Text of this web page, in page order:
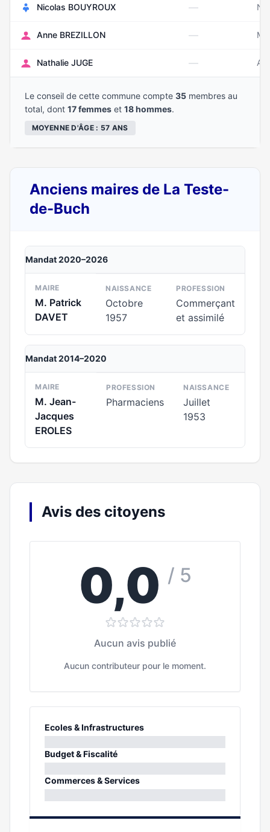
Nicolas BOUYROUX —
Anne BREZILLON —
Nathalie JUGE —
Le conseil de cette commune compte 35 membres au
total, dont 17 femmes et 18 hommes.
MOYENNE D'ÂGE : 57 ANS
Anciens maires de La Teste-
de-Buch
Mandat 2020–2026
MAIRE
M. Patrick
DAVET
NAISSANCE
Octobre
1957
PROFESSION
Commerçant
et assimilé
Mandat 2014–2020
MAIRE
M. Jean-
Jacques
EROLES
PROFESSION
Pharmaciens
NAISSANCE
Juillet
1953
Avis des citoyens
0,0 / 5
Aucun avis publié
Aucun contributeur pour le moment.
Ecoles & Infrastructures
0%
Budget & Fiscalité
0%
Commerces & Services